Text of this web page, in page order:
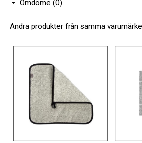
Omdöme (0)
Andra produkter från samma varumärke